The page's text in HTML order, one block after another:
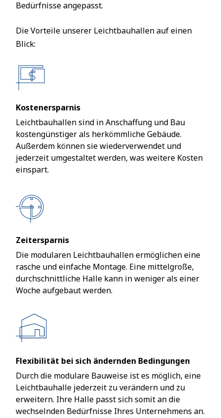
Bedürfnisse angepasst.
Die Vorteile unserer Leichtbauhallen auf einen
Blick:
Kostenersparnis
Leichtbauhallen sind in Anschaffung und Bau
kostengünstiger als herkömmliche Gebäude.
Außerdem können sie wiederverwendet und
jederzeit umgestaltet werden, was weitere Kosten
einspart.
Zeitersparnis
Die modularen Leichtbauhallen ermöglichen eine
rasche und einfache Montage. Eine mittelgroße,
durchschnittliche Halle kann in weniger als einer
Woche aufgebaut werden.
Flexibilität bei sich ändernden Bedingungen
Durch die modulare Bauweise ist es möglich, eine
Leichtbauhalle jederzeit zu verändern und zu
erweitern. Ihre Halle passt sich somit an die
wechselnden Bedürfnisse Ihres Unternehmens an.